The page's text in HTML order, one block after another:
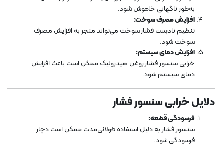
به‌طور ناگهانی خاموش شود.
افزایش مصرف سوخت:
تنظیم نادرست فشار سوخت می‌تواند منجر به افزایش مصرف
سوخت شود.
افزایش دمای سیستم:
خرابی سنسور فشار روغن هیدرولیک ممکن است باعث افزایش
دمای سیستم شود.
دلایل خرابی سنسور فشار
فرسودگی قطعه:
سنسور فشار به دلیل استفاده طولانی‌مدت ممکن است دچار
فرسودگی شود.